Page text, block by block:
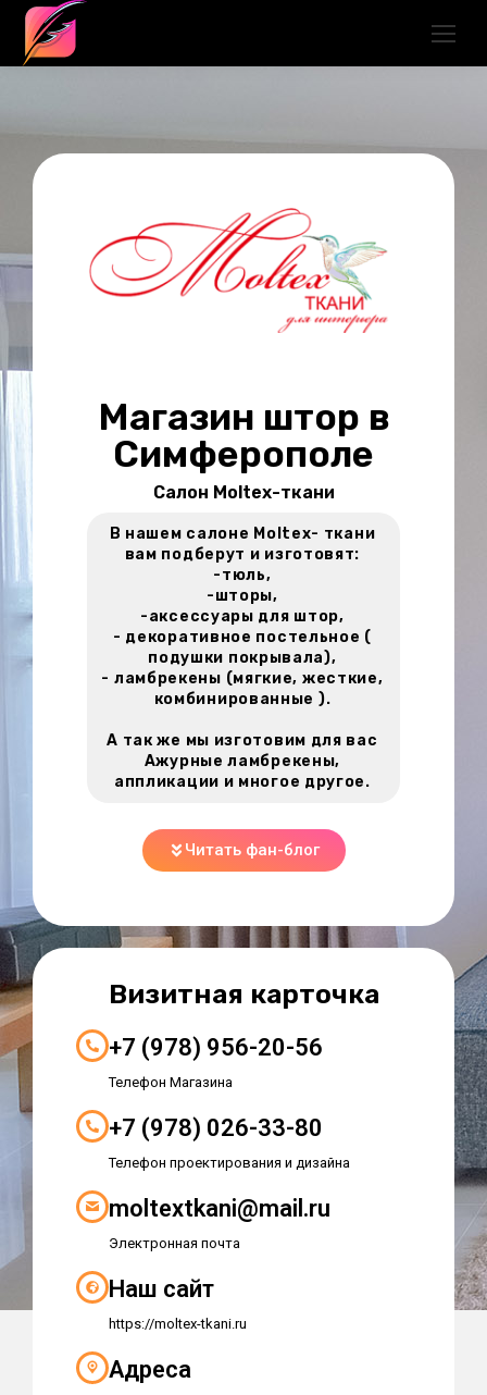
Магазин штор в
Симферополе
Салон Moltex-ткани
В нашем салоне Moltex- ткани
вам подберут и изготовят:
-тюль,
-шторы,
-аксессуары для штор,
- декоративное постельное (
подушки покрывала),
- ламбрекены (мягкие, жесткие,
комбинированные ).
А так же мы изготовим для вас
Ажурные ламбрекены,
аппликации и многое другое.
Читать фан-блог
Визитная карточка
+7 (978) 956-20-56
Телефон Магазина
+7 (978) 026-33-80
Телефон проектирования и дизайна
moltextkani@mail.ru
Электронная почта
Наш сайт
https://moltex-tkani.ru
Адреса